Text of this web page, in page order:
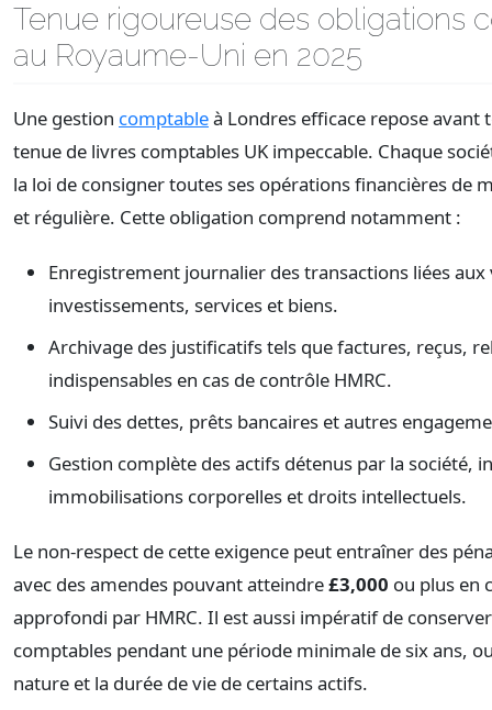
Tenue rigoureuse des obligations
au Royaume-Uni en 2025
Une gestion comptableà Londres efficace repose avant
tenue de livres comptables UK impeccable. Chaque
la loi de consigner toutes ses opérations financières de
et régulière. Cette obligation comprend notamment :
Enregistrement journalier des transactions liées aux
investissements, services et biens.
Archivage des justificatifs tels que factures, reçus,
indispensables en cas de contrôle HMRC.
Suivi des dettes, prêts bancaires et autres
Gestion complète des actifs détenus par la société,
immobilisations corporelles et droits intellectuels.
Le non-respect de cette exigence peut entraîner des
avec des amendes pouvant atteindre£3,000 ou plus en
approfondi par HMRC. Il est aussi impératif de
comptables pendant une période minimale de six ans,
nature et la durée de vie de certains actifs.